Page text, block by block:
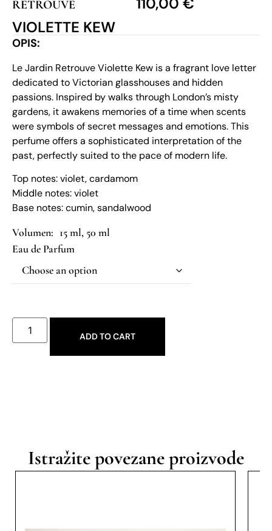
RETROUVE
VIOLETTE KEW
OPIS:
Le Jardin Retrouve Violette Kew is a fragrant love letter
dedicated to Victorian glasshouses and hidden
passions. Inspired by walks through London’s misty
gardens, it awakens memories of a time when scents
were symbols of secret messages and emotions. This
perfume offers a sophisticated interpretation of the
past, perfectly suited to the pace of modern life.
Top notes: violet, cardamom
Middle notes: violet
Base notes: cumin, sandalwood
15 ml, 50 ml
Eau de Parfum
ADD TO CART
Istražite povezane proizvode